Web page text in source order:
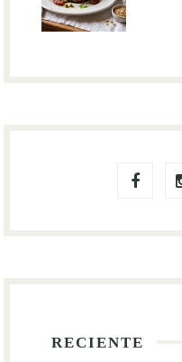
RECIENTE